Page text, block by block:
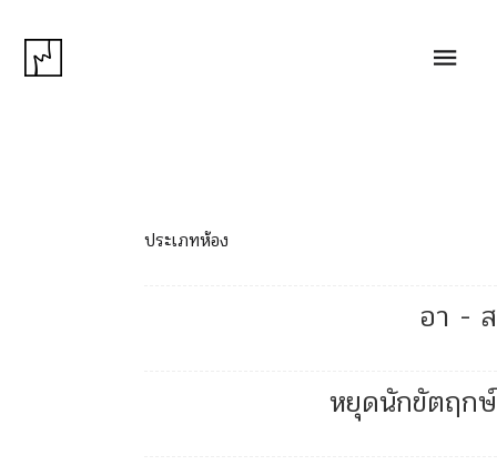
ประเภทห้อง
อา - ส
หยุดนักขัตฤกษ์